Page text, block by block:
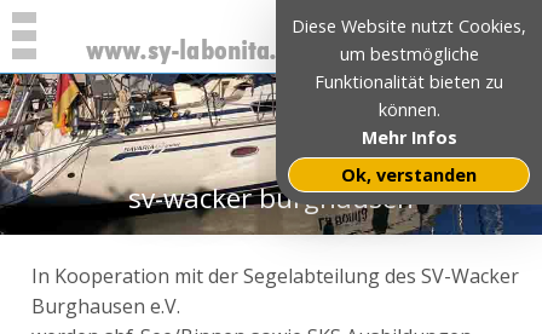
sv-wacker burghausen
In Kooperation mit der Segelabteilung des SV-Wacker
Burghausen e.V.
Diese Website nutzt Cookies,
um bestmögliche
Funktionalität bieten zu
können.
Mehr Infos
Ok, verstanden